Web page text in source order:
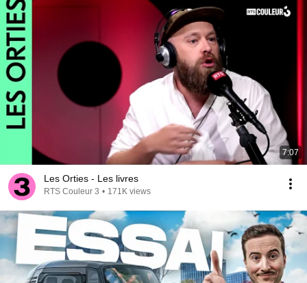
7:07
Les Orties - Les livres
RTS Couleur 3 • 171K views